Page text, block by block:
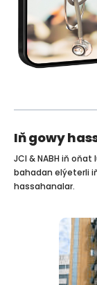
Iň gowy
JCI & NABH iň
bahadan elýeterli
hassahanalar.